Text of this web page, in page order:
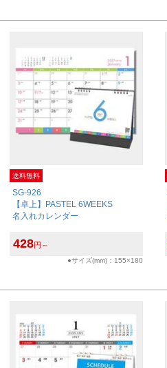
送料無料
SG-926
【卓上】PASTEL 6WEEKS
名入れカレンダー
428円～
●サイズ(mm)：155×180